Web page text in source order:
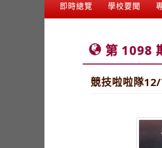
即時總覽 學校要聞
第 1098
競技啦啦隊